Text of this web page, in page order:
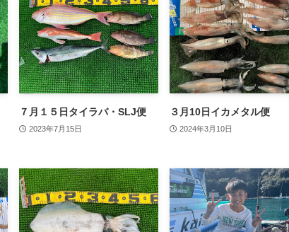
７月１５日タイラバ・SLJ便
2023年7月15日
３月10日イカメタル便
2024年3月10日